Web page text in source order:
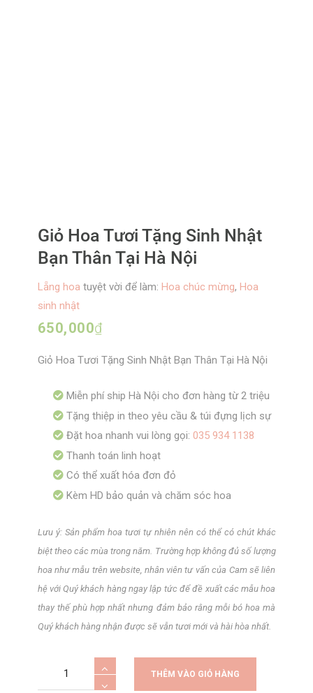
Giỏ Hoa Tươi Tặng Sinh Nhật
Bạn Thân Tại Hà Nội
Lẵng hoa tuyệt vời để làm: Hoa chúc mừng, Hoa
sinh nhật
650,000₫
Giỏ Hoa Tươi Tặng Sinh Nhật Bạn Thân Tại Hà Nội
Miễn phí ship Hà Nội cho đơn hàng từ 2 triệu
Tặng thiệp in theo yêu cầu & túi đựng lịch sự
Đặt hoa nhanh vui lòng gọi: 035 934 1138
Thanh toán linh hoạt
Có thể xuất hóa đơn đỏ
Kèm HD bảo quản và chăm sóc hoa
Lưu ý: Sản phẩm hoa tươi tự nhiên nên có thể có chút khác
biệt theo các mùa trong năm. Trường hợp không đủ số lượng
hoa như mẫu trên website, nhân viên tư vấn của Cam sẽ liên
hệ với Quý khách hàng ngay lập tức để đề xuất các mẫu hoa
thay thế phù hợp nhất nhưng đảm bảo rằng mỗi bó hoa mà
Quý khách hàng nhận được sẽ vẫn tươi mới và hài hòa nhất.
THÊM VÀO GIỎ HÀNG